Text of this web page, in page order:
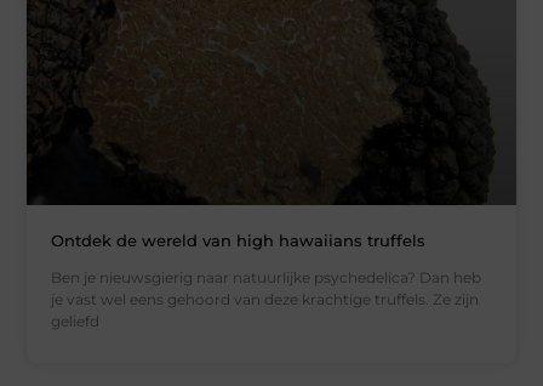
Ontdek de wereld van high hawaiians truffels
Ben je nieuwsgierig naar natuurlijke psychedelica? Dan heb
je vast wel eens gehoord van deze krachtige truffels. Ze zijn
geliefd